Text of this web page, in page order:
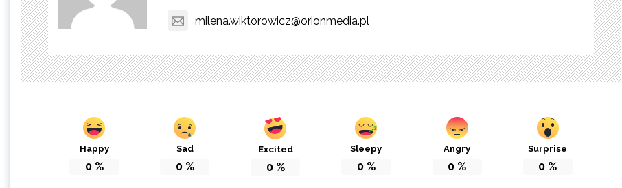
milena.wiktorowicz@orionmedia.pl
Happy
0%
Sad
0%
Excited
0%
Sleepy
0%
Angry
0 %
Surprise
0 %